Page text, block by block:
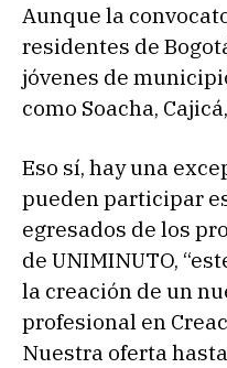
Aunque la
residentes de
jóvenes de
como Soacha,
Eso sí, hay una
pueden participar
egresados de los
de UNIMINUTO,
la creación de un
profesional en
Nuestra oferta